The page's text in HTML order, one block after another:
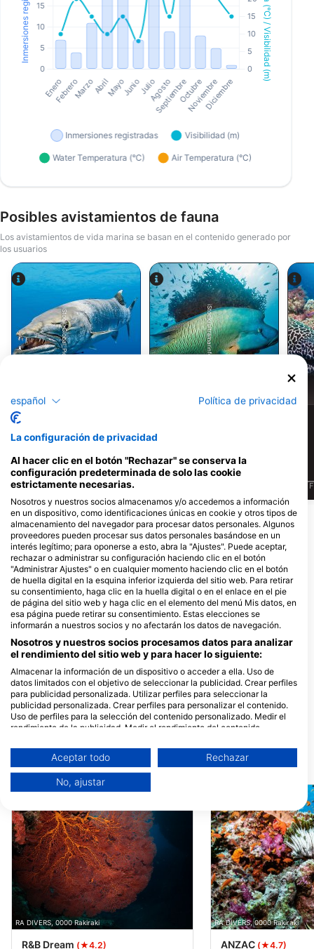
Posibles avistamientos de fauna
Los avistamientos de vida marina se basan en el contenido generado por
los usuarios
iStock-Global_Pics
J F M A M J J A S O N D
iStock/ultramarinfoto
F
Ver más animales
Dive Centers que ofrecen servicios en
este lugar de buceo
RA DIVERS
Volivoli Circular Road, 0000
Rakiraki, Fiji
Puntos de inmersión cercanos
RA DIVERS, 0000 Rakiraki
R&B Dream (★4.2)
RA DIVERS, 0000 Rakiraki
ANZAC (★4.7)
español Política de privacidad
La configuración de privacidad
Al hacer clic en el botón "Rechazar" se conserva la
configuración predeterminada de solo las cookie
estrictamente necesarias.
Nosotros y nuestros socios almacenamos y/o accedemos a información
en un dispositivo, como identificaciones únicas en cookie y otros tipos de
almacenamiento del navegador para procesar datos personales. Algunos
proveedores pueden procesar sus datos personales basándose en un
interés legítimo; para oponerse a esto, abra la "Ajustes". Puede aceptar,
rechazar o administrar su configuración haciendo clic en el botón
"Administrar Ajustes" o en cualquier momento haciendo clic en el botón
de huella digital en la esquina inferior izquierda del sitio web. Para retirar
su consentimiento, haga clic en la huella digital o en el enlace en el pie
de página del sitio web y haga clic en el elemento del menú Mis datos, en
esa página puede retirar su consentimiento. Estas elecciones se
informarán a nuestros socios y no afectarán los datos de navegación.
Nosotros y nuestros socios procesamos datos para analizar
el rendimiento del sitio web y para hacer lo siguiente:
Almacenar la información de un dispositivo o acceder a ella. Uso de
datos limitados con el objetivo de seleccionar la publicidad. Crear perfiles
para publicidad personalizada. Utilizar perfiles para seleccionar la
publicidad personalizada. Crear perfiles para personalizar el contenido.
Uso de perfiles para la selección del contenido personalizado. Medir el
rendimiento de la publicidad. Medir el rendimiento del contenido.
combinación de datos procedentes de diferentes fuentes. Desarrollo y
mejora de los servicios. Uso de datos limitados con el objetivo de
seleccionar el contenido.
Puede encontrar más información sobre el uso de datos por parte de
Los datos pueden compartirse fuera de la Unión Europea y enviarse a EE.
UU.
Su consentimiento y la política cookie se aplican únicamente a este sitio
web/aplicación.
Ver lista de socios (1 Proveedores de IAB)
Utilizamos tus datos para las siguientes finalidades:
Fines de tratamiento del IAB:
Almacenar la información en un dispositivo
Aceptar todo Rechazar
No, ajustar